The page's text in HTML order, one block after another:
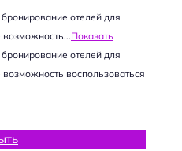
отелей для
возможность...Показать
отелей для
воспользоваться